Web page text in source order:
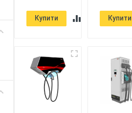
Купити Купити